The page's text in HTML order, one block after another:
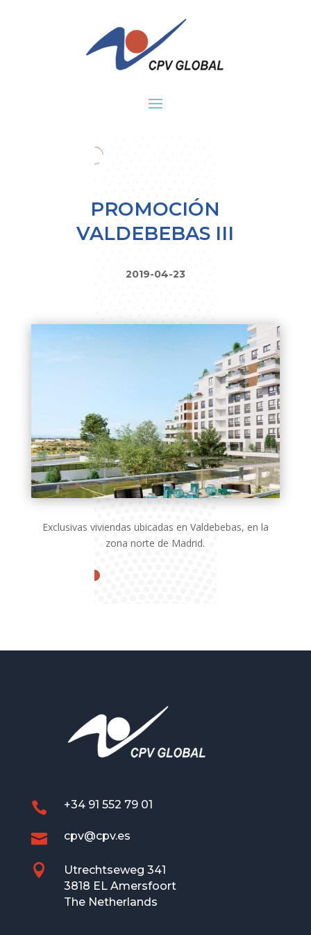
PROMOCIÓN
VALDEBEBAS III
2019-04-23
Exclusivas viviendas ubicadas en Valdebebas, en la
zona norte de Madrid.
 +34 91 552 79 01
 cpv@cpv.es

Utrechtseweg 341
3818 EL Amersfoort
The Netherlands